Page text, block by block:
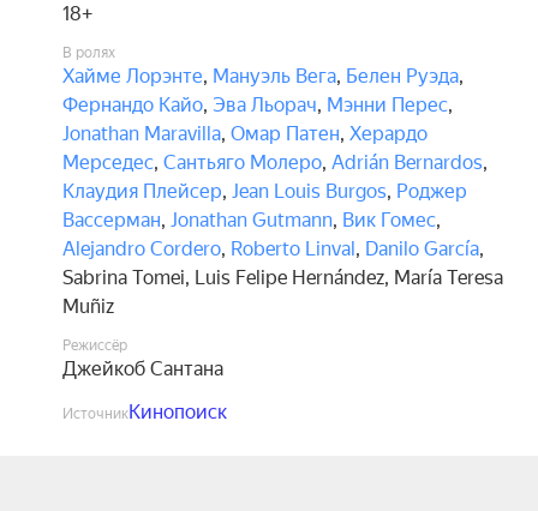
18+
В ролях
Хайме Лорэнте, Мануэль Вега, Белен Руэда,
Фернандо Кайо, Эва Льорач, Мэнни Перес,
Jonathan Maravilla, Омар Патен, Херардо
Мерседес, Сантьяго Молеро, Adrián Bernardos,
Клаудия Плейсер, Jean Louis Burgos, Роджер
Вассерман, Jonathan Gutmann, Вик Гомес,
Alejandro Cordero, Roberto Linval, Danilo García,
Sabrina Tomei, Luis Felipe Hernández, María Teresa
Muñiz
Режиссёр
Джейкоб Сантана
ИсточникКинопоиск